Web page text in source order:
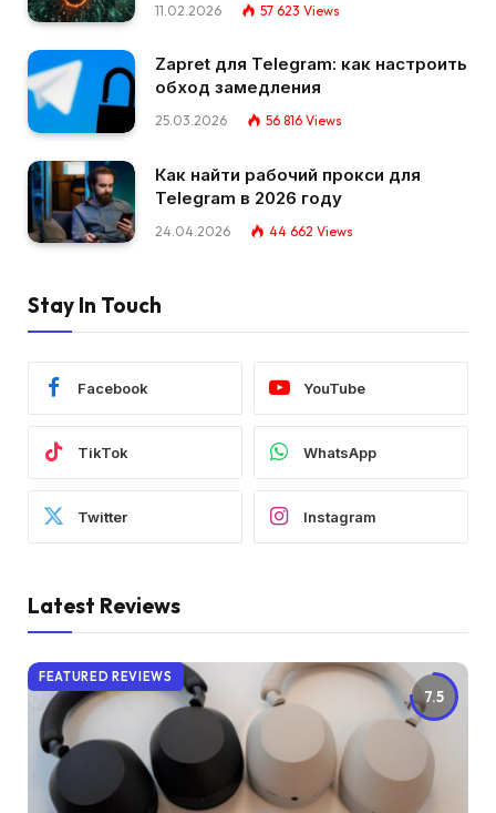
11.02.2026 57 623 Views
Zapret для Telegram: как настроить
обход замедления
25.03.2026 56 816 Views
Как найти рабочий прокси для
Telegram в 2026 году
24.04.2026 44 662 Views
Stay In Touch
Facebook YouTube
TikTok WhatsApp
Twitter Instagram
Latest Reviews
7.5
FEATURED REVIEWS